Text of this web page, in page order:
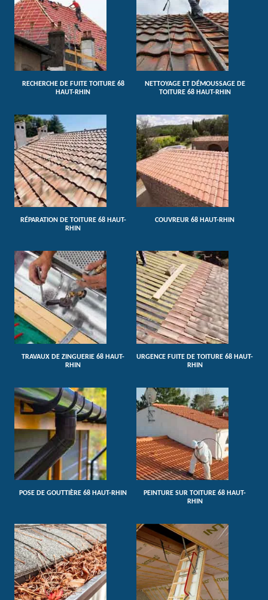
RECHERCHE DE FUITE TOITURE 68
HAUT-RHIN
NETTOYAGE ET DÉMOUSSAGE DE
TOITURE 68 HAUT-RHIN
RÉPARATION DE TOITURE 68 HAUT-
RHIN
COUVREUR 68 HAUT-RHIN
TRAVAUX DE ZINGUERIE 68 HAUT-
RHIN
URGENCE FUITE DE TOITURE 68 HAUT-
RHIN
POSE DE GOUTTIÈRE 68 HAUT-RHIN
PEINTURE SUR TOITURE 68 HAUT-
RHIN